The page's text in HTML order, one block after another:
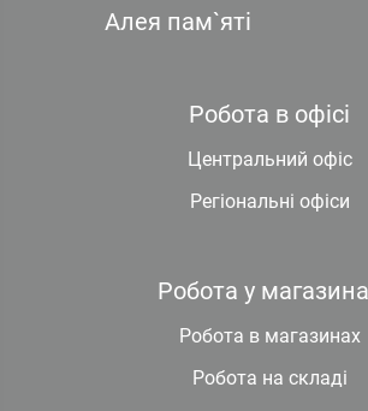
Алея пам`яті
Робота в офісі
Центральний офіс
Регіональні офіси
Робота у
Робота в магазинах
Робота на складі